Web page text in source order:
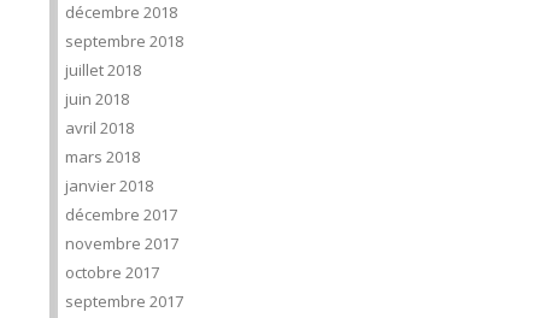
décembre 2018
septembre 2018
juillet 2018
juin 2018
avril 2018
mars 2018
janvier 2018
décembre 2017
novembre 2017
octobre 2017
septembre 2017